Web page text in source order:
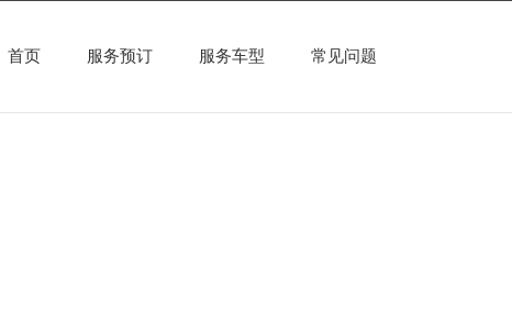
首页 服务预订 服务车型 常见问题